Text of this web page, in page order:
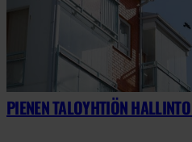
PIENEN TALOYHTIÖN